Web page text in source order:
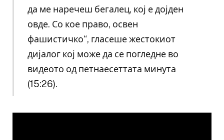
да ме наречеш бегалец, кој е дојден
овде. Со кое право, освен
фашистичко“, гласеше жестокиот
дијалог кој може да се погледне во
видеото од петнаесеттата минута
(15:26).